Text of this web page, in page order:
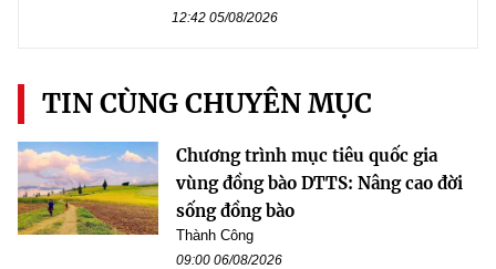
12:42 05/08/2026
TIN CÙNG CHUYÊN MỤC
Chương trình mục tiêu quốc gia
vùng đồng bào DTTS: Nâng cao đời
sống đồng bào
Thành Công
09:00 06/08/2026